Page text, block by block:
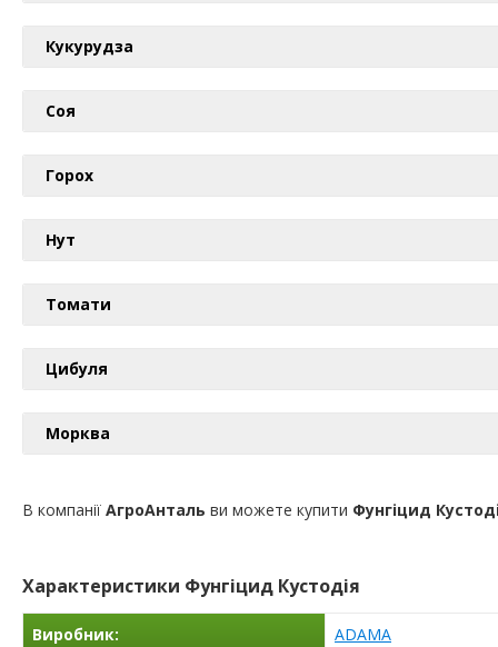
Кукурудза
Соя
Горох
Нут
Томати
Цибуля
Морква
В компанії АгроАнталь ви можете купити Фунгіцид
Характеристики Фунгіцид Кустодія
Виробник: ADAMA